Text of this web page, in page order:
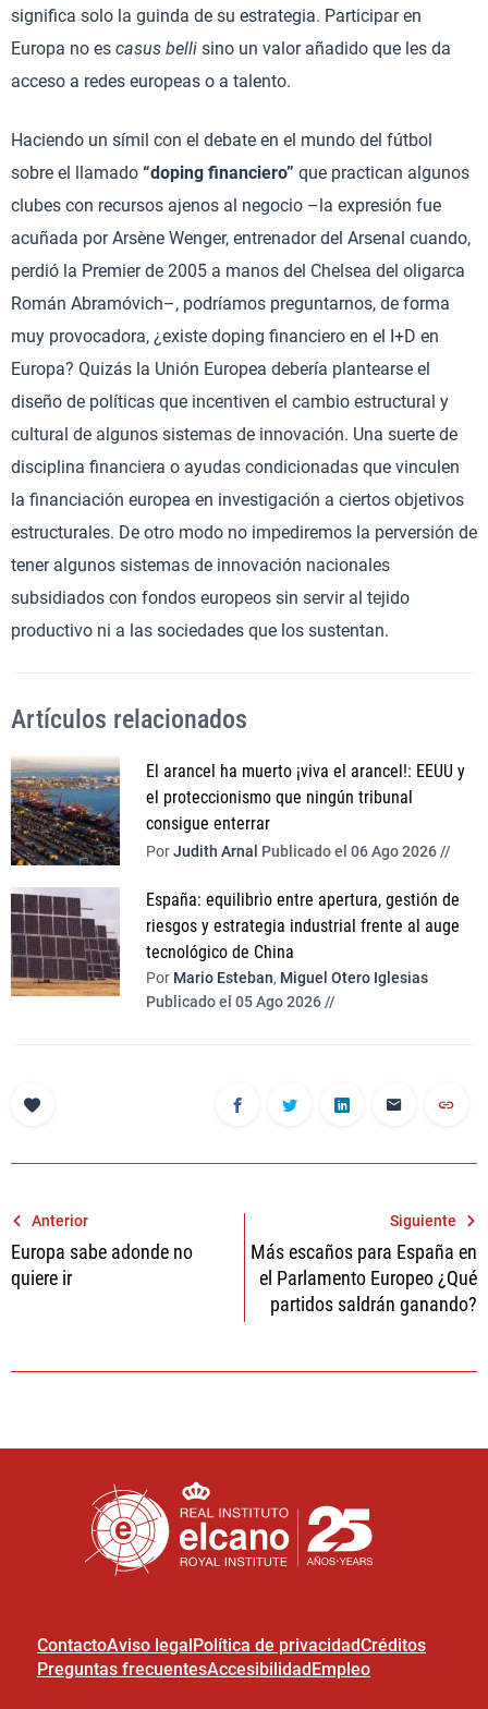
significa solo la guinda de su estrategia. Participar en
Europa no es casus belli sino un valor añadido que les da
acceso a redes europeas o a talento.
Haciendo un símil con el debate en el mundo del fútbol
sobre el llamado “doping financiero” que practican algunos
clubes con recursos ajenos al negocio –la expresión fue
acuñada por Arsène Wenger, entrenador del Arsenal cuando,
perdió la Premier de 2005 a manos del Chelsea del oligarca
Román Abramóvich–, podríamos preguntarnos, de forma
muy provocadora, ¿existe doping financiero en el I+D en
Europa? Quizás la Unión Europea debería plantearse el
diseño de políticas que incentiven el cambio estructural y
cultural de algunos sistemas de innovación. Una suerte de
disciplina financiera o ayudas condicionadas que vinculen
la financiación europea en investigación a ciertos objetivos
estructurales. De otro modo no impediremos la perversión de
tener algunos sistemas de innovación nacionales
subsidiados con fondos europeos sin servir al tejido
productivo ni a las sociedades que los sustentan.
Artículos relacionados
El arancel ha muerto ¡viva el arancel!: EEUU y
el proteccionismo que ningún tribunal
consigue enterrar
PorJudith Arnal Publicado el 06 Ago 2026 //
España: equilibrio entre apertura, gestión de
riesgos y estrategia industrial frente al auge
tecnológico de China
Por Mario Esteban, Miguel Otero Iglesias
Publicado el 05 Ago 2026 //
Navegación
de
entradas
Anterior
Europa sabe adonde no
quiere ir
Siguiente
Más escaños para España en
el Parlamento Europeo ¿Qué
partidos saldrán ganando?
ContactoAviso legalPolítica de privacidadCréditos
Preguntas frecuentesAccesibilidadEmpleo